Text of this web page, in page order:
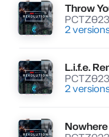
Lire
Throw
2
Lire
L.i.f.e.
2
Lire